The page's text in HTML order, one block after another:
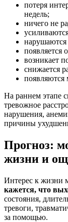
потеря
недель;
ничего не
нарушаются
появляется
возникает
снижается
На раннем этапе
тревожное
нарушения,
причины
Прогноз:
жизни и
Интерес к жизни
кажется, что
состояния,
тревоги,
за помощью.